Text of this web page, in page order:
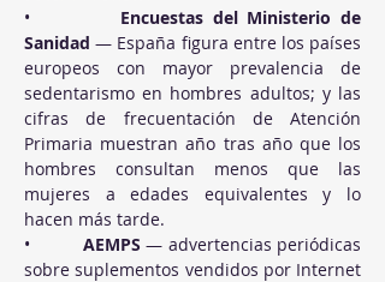
• Encuestas del Ministerio de
Sanidad — España figura entre los países
europeos con mayor prevalencia de
sedentarismo en hombres adultos; y las
cifras de frecuentación de Atención
Primaria muestran año tras año que los
hombres consultan menos que las
mujeres a edades equivalentes y lo
hacen más tarde.
• AEMPS — advertencias periódicas
sobre suplementos vendidos por Internet